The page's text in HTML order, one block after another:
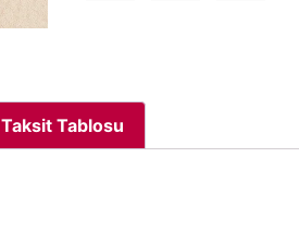
Taksit Tablosu